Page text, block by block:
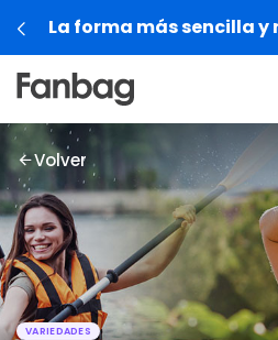
Regalá
Volver
VARIEDADES